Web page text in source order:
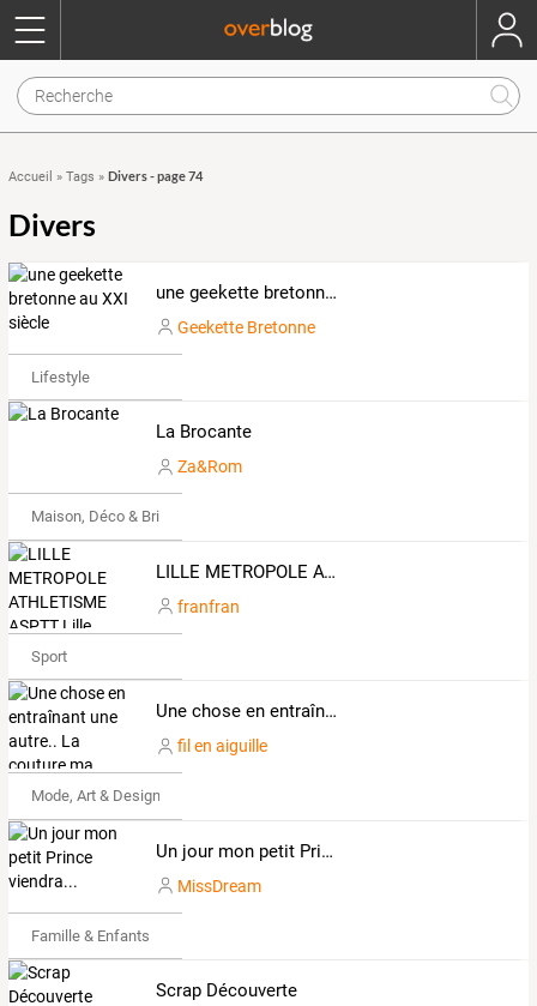
Accueil » Tags » Divers - page 74
Divers
une geekette bretonne au XXI siècle
Geekette Bretonne
Lifestyle
La Brocante
Za&Rom
Maison, Déco & Bricolage
LILLE METROPOLE ATHLETISME ASPTT Lille
franfran
Sport
Une chose en entraînant une autre.. La couture ma passion !
fil en aiguille
Mode, Art & Design
Un jour mon petit Prince viendra...
MissDream
Famille & Enfants
Scrap Découverte